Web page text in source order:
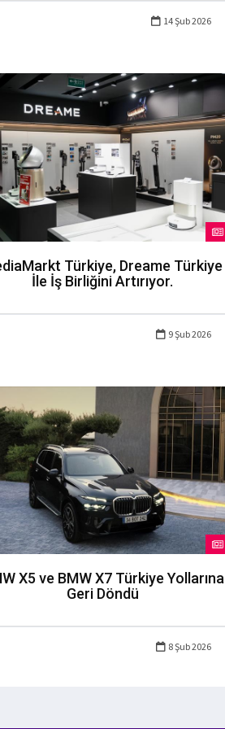
14 Şub 2026
Türkiye, Dreame Türkiye
İle İş Birliğini Artırıyor.
9 Şub 2026
X5 ve BMW X7 Türkiye Yollarına
Geri Döndü
8 Şub 2026